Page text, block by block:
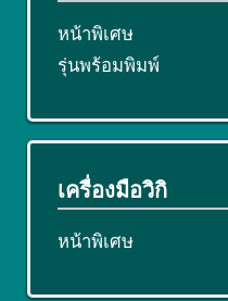
หน้าพิเศษ
รุ่นพร้อมพิมพ์
เครื่องมือวิกิ
หน้าพิเศษ